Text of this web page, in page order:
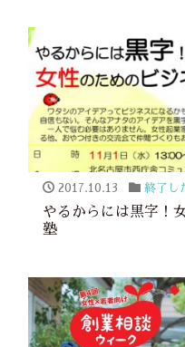
2017.10.13 終了し
やるからには黒字！
塾